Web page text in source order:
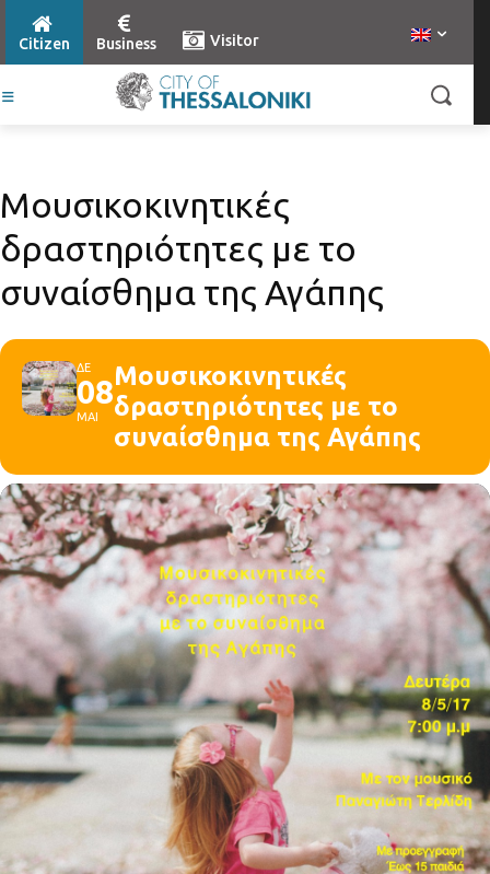
Citizen Business Visitor
Μουσικοκινητικές
δραστηριότητες με το
συναίσθημα της Αγάπης
ΔΕ
08
ΜΑΙ
Μουσικοκινητικές
δραστηριότητες με το
συναίσθημα της Αγάπης